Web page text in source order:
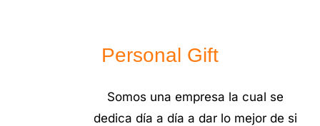
Personal Gift
Somos una empresa la cual se
dedica día a día a dar lo mejor de si